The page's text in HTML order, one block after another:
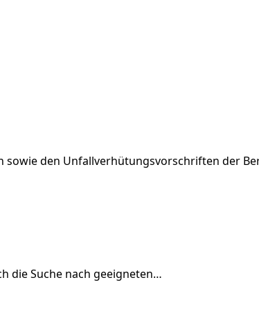
sowie den Unfallverhütungsvorschriften der
die Suche nach geeigneten…